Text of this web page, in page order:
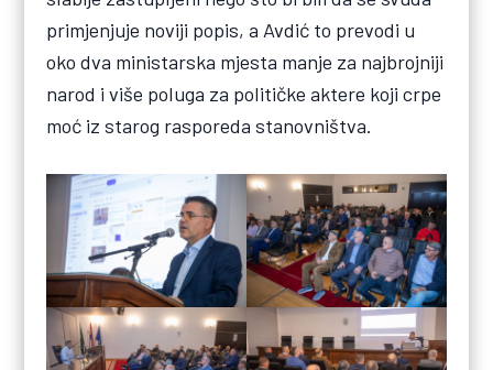
primjenjuje noviji popis, a Avdić to prevodi u
oko dva ministarska mjesta manje za najbrojniji
narod i više poluga za političke aktere koji crpe
moć iz starog rasporeda stanovništva.